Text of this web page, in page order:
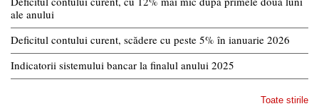
ale anului
Deficitul contului curent, scădere cu peste 5% în ianuarie 2026
Indicatorii sistemului bancar la finalul anului 2025
Toate stirile